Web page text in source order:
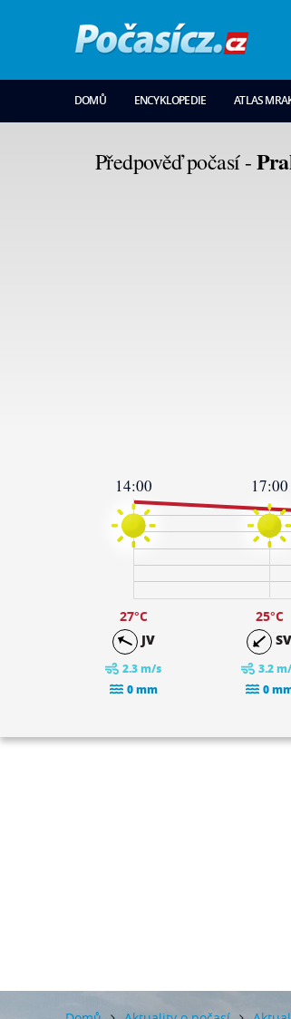
DOMŮ ENCYKLOPEDIE ATLAS
Předpověď počasí -
14:00
27°C
JV
2.3 m/s
0 mm
17:00
25°C
SV
3.2
0
28
24
19